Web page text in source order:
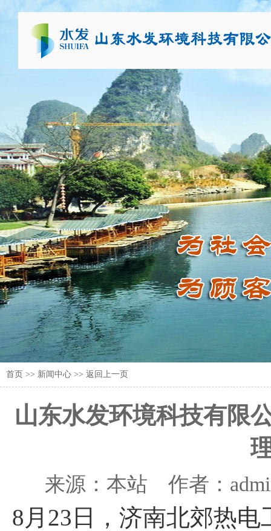
首页 >> 新闻中心 >> 返回上一页
山东水发环境科技有限
来源：本站 作者：
8月23日，济南北郊热